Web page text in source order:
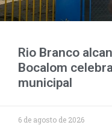
Rio Branco
Bocalom
municipal
6 de agosto de 2026